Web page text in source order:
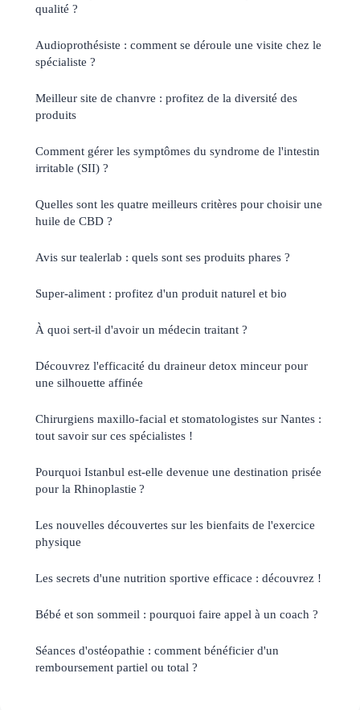
qualité ?
Audioprothésiste : comment se déroule une visite chez le
spécialiste ?
Meilleur site de chanvre : profitez de la diversité des
produits
Comment gérer les symptômes du syndrome de l'intestin
irritable (SII) ?
Quelles sont les quatre meilleurs critères pour choisir une
huile de CBD ?
Avis sur tealerlab : quels sont ses produits phares ?
Super-aliment : profitez d'un produit naturel et bio
À quoi sert-il d'avoir un médecin traitant ?
Découvrez l'efficacité du draineur detox minceur pour
une silhouette affinée
Chirurgiens maxillo-facial et stomatologistes sur Nantes :
tout savoir sur ces spécialistes !
Pourquoi Istanbul est-elle devenue une destination prisée
pour la Rhinoplastie ?
Les nouvelles découvertes sur les bienfaits de l'exercice
physique
Les secrets d'une nutrition sportive efficace : découvrez !
Bébé et son sommeil : pourquoi faire appel à un coach ?
Séances d'ostéopathie : comment bénéficier d'un
remboursement partiel ou total ?